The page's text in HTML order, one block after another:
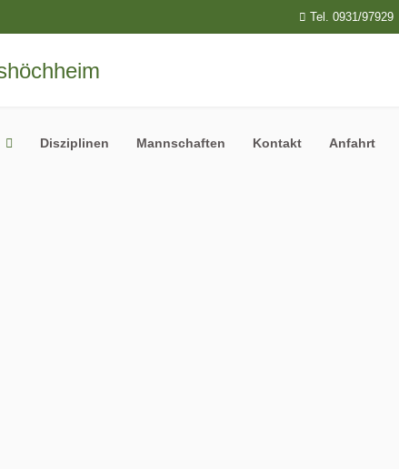
Tel. 0931/97929
Disziplinen Mannschaften Kontakt Anfahrt